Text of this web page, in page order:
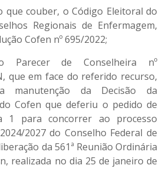
que couber, o Código Eleitoral do
Regionais de Enfermagem,
Cofen nº 695/2022;
Parecer de Conselheira nº
que em face do referido recurso,
manutenção da Decisão da
Cofen que deferiu o pedido de
1 para concorrer ao processo
2027 do Conselho Federal de
da 561ª Reunião Ordinária
realizada no dia 25 de janeiro de